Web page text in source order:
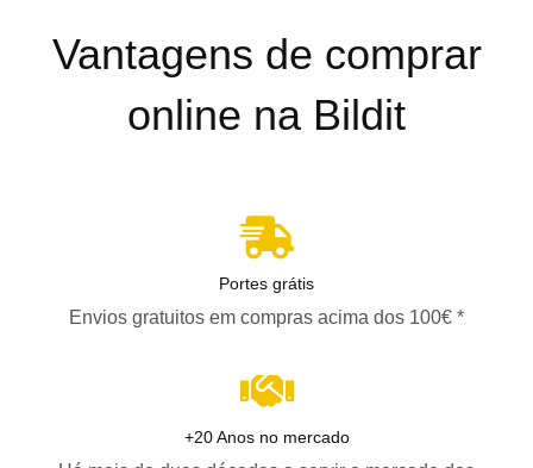
Vantagens de comprar
online na Bildit
Portes grátis
Envios gratuitos em compras acima dos 100€ *
+20 Anos no mercado